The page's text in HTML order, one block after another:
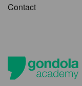
Contact